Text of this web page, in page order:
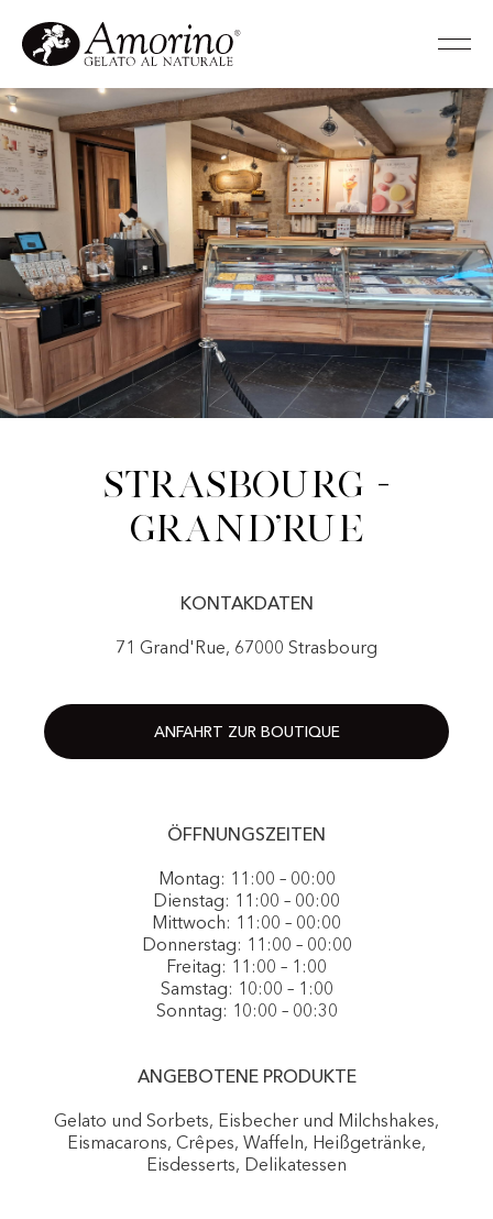
Strasbourg -
Grand'Rue
KONTAKDATEN
71 Grand'Rue, 67000 Strasbourg
ANFAHRT ZUR BOUTIQUE
ÖFFNUNGSZEITEN
Montag: 11:00 – 00:00
Dienstag: 11:00 – 00:00
Mittwoch: 11:00 – 00:00
Donnerstag: 11:00 – 00:00
Freitag: 11:00 – 1:00
Samstag: 10:00 – 1:00
Sonntag: 10:00 – 00:30
ANGEBOTENE PRODUKTE
Gelato und Sorbets, Eisbecher und Milchshakes,
Eismacarons, Crêpes, Waffeln, Heißgetränke,
Eisdesserts, Delikatessen